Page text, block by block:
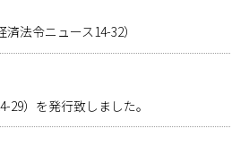
法令ニュース14-32）
29）を発行致しました。